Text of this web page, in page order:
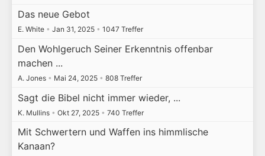
Das neue Gebot
E. White • Jan 31, 2025 • 1047 Treffer
Den Wohlgeruch Seiner Erkenntnis offenbar
machen ...
A. Jones • Mai 24, 2025 • 808 Treffer
Sagt die Bibel nicht immer wieder, ...
K. Mullins • Okt 27, 2025 • 740 Treffer
Mit Schwertern und Waffen ins himmlische
Kanaan?